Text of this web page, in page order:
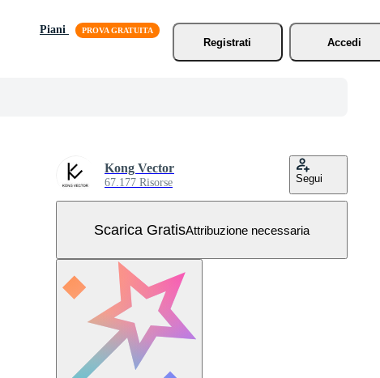
Piani
Registrati
Accedi
Kong Vector
67.177 Risorse Segui
Scarica GratisAttribuzione necessaria